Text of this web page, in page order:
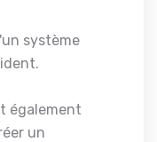
système
également
un